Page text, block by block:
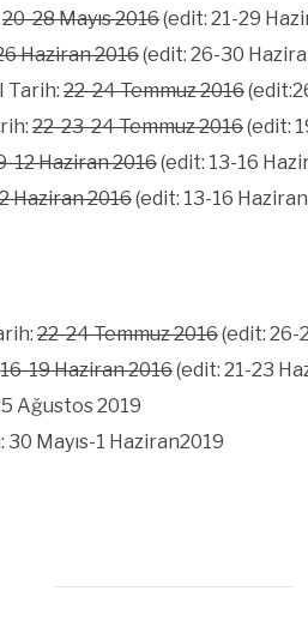
20-28 Mayıs 2016(edit: 21-29
Haziran 2016(edit: 26-30
Tarih: 22-24 Temmuz 2016
22-23-24 Temmuz 2016(edit:
12 Haziran 2016(edit: 13-16
Haziran 2016(edit: 13-16
22-24 Temmuz 2016(edit: 26-
16-19 Haziran 2016(edit: 21-23
Ağustos 2019
30 Mayıs-1 Haziran2019